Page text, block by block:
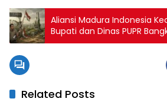
Aliansi Madura Indonesia
Bupati dan Dinas PUPR
Makam Pahlawan yang
Related Posts